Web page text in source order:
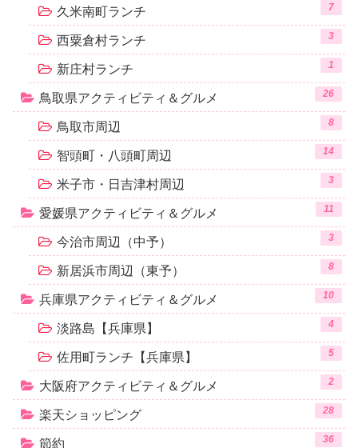
久米南町ランチ 7
西粟倉村ランチ 3
新庄村ランチ 1
鳥取県アクティビティ＆グルメ 26
鳥取市周辺 8
智頭町・八頭町周辺 14
米子市・日吉津村周辺 3
愛媛県アクティビティ＆グルメ 11
今治市周辺（中予） 3
新居浜市周辺（東予） 8
兵庫県アクティビティ＆グルメ 10
淡路島【兵庫県】 4
佐用町ランチ【兵庫県】 5
大阪府アクティビティ＆グルメ 2
楽天ショッピング 28
節約 36